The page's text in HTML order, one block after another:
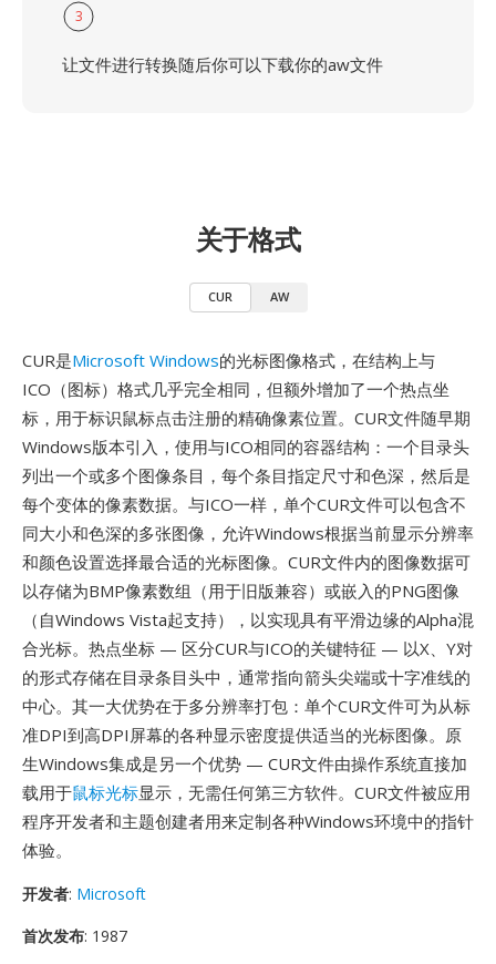
3
让文件进行转换随后你可以下载你的aw文件
关于格式
CUR AW
CUR是Microsoft Windows的光标图像格式，在结构上与
ICO（图标）格式几乎完全相同，但额外增加了一个热点坐
标，用于标识鼠标点击注册的精确像素位置。CUR文件随早期
Windows版本引入，使用与ICO相同的容器结构：一个目录头
列出一个或多个图像条目，每个条目指定尺寸和色深，然后是
每个变体的像素数据。与ICO一样，单个CUR文件可以包含不
同大小和色深的多张图像，允许Windows根据当前显示分辨率
和颜色设置选择最合适的光标图像。CUR文件内的图像数据可
以存储为BMP像素数组（用于旧版兼容）或嵌入的PNG图像
（自Windows Vista起支持），以实现具有平滑边缘的Alpha混
合光标。热点坐标 — 区分CUR与ICO的关键特征 — 以X、Y对
的形式存储在目录条目头中，通常指向箭头尖端或十字准线的
中心。其一大优势在于多分辨率打包：单个CUR文件可为从标
准DPI到高DPI屏幕的各种显示密度提供适当的光标图像。原
生Windows集成是另一个优势 — CUR文件由操作系统直接加
载用于鼠标光标显示，无需任何第三方软件。CUR文件被应用
程序开发者和主题创建者用来定制各种Windows环境中的指针
体验。
开发者: Microsoft
首次发布: 1987